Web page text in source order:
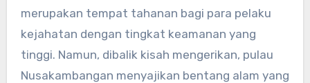
merupakan tempat tahanan bagi para pelaku
kejahatan dengan tingkat keamanan yang
tinggi. Namun, dibalik kisah mengerikan, pulau
Nusakambangan menyajikan bentang alam yang